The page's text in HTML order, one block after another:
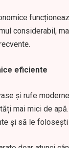
considerabil,
eficiente
și rufe
mai mici de
și să le folosești